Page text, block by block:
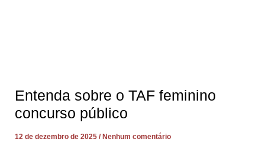
Entenda sobre o TAF feminino
concurso público
12 de dezembro de 2025 Nenhum comentário